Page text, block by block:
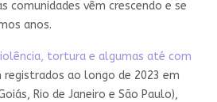
comunidades vêm crescendo e se
anos.
tortura e algumas até com
registrados ao longo de 2023 em
Rio de Janeiro e São Paulo),